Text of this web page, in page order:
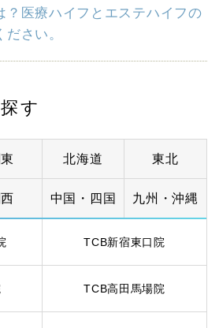
？医療ハイフとエステハイフの
さい。
す
北海道 東北
中国・四国 九州・沖縄
TCB新宿東口院
TCB高田馬場院